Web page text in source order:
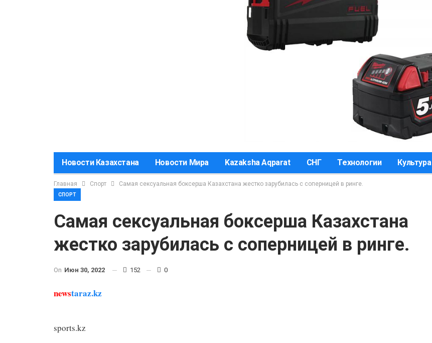
Новости Казахстана Новости Мира Kazaksha Aqparat СНГ Технологии Культура
Главная Спорт Самая сексуальная боксерша Казахстана жестко зарубилась с соперницей в ринге.
СПОРТ
Самая сексуальная боксерша Казахстана
жестко зарубилась с соперницей в ринге.
On Июн 30, 2022 152 0
newstaraz.kz
sports.kz